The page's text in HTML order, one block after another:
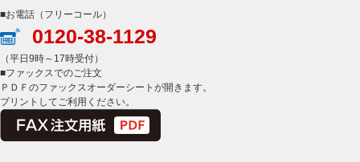
■お電話（フリーコール）
0120-38-1129
（平日9時～17時受付）
■ファックスでのご注文
ＰＤＦのファックスオーダーシートが開きます。
プリントしてご利用ください。